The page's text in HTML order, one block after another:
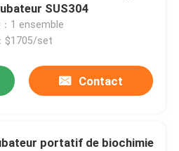
SUS304
：1 ensemble
$1705/set
Contact
portatif de biochimie